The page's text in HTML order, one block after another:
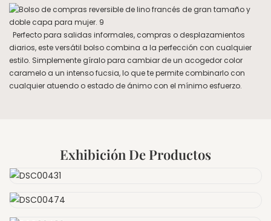
Perfecto para salidas informales, compras o desplazamientos
diarios, este versátil bolso combina a la perfección con cualquier
estilo. Simplemente gíralo para cambiar de un acogedor color
caramelo a un intenso fucsia, lo que te permite combinarlo con
cualquier atuendo o estado de ánimo con el mínimo esfuerzo.
Exhibición De Productos